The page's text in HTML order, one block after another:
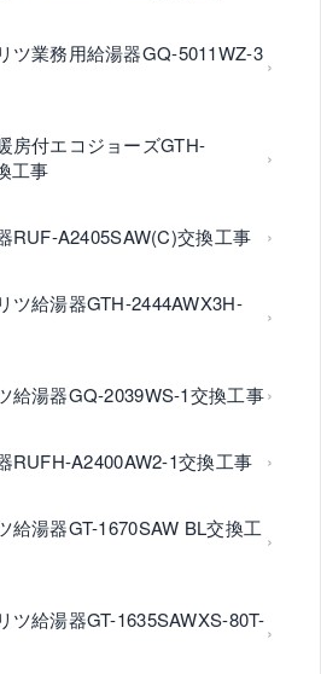
ツ業務用給湯器GQ-5011WZ-3
房付エコジョーズGTH-
工事
RUF-A2405SAW(C)交換工事
ツ給湯器GTH-2444AWX3H-
給湯器GQ-2039WS-1交換工事
RUFH-A2400AW2-1交換工事
給湯器GT-1670SAW BL交換工
ツ給湯器GT-1635SAWXS-80T-